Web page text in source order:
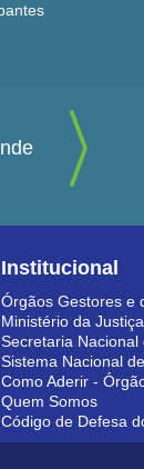
Institucional
Órgãos Gestores e
Ministério da
Secretaria
Sistema Nacional
Como Aderir -
Quem Somos
Código de Defesa